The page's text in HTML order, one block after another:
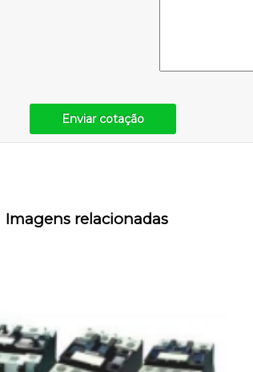
Enviar cotação
Imagens relacionadas